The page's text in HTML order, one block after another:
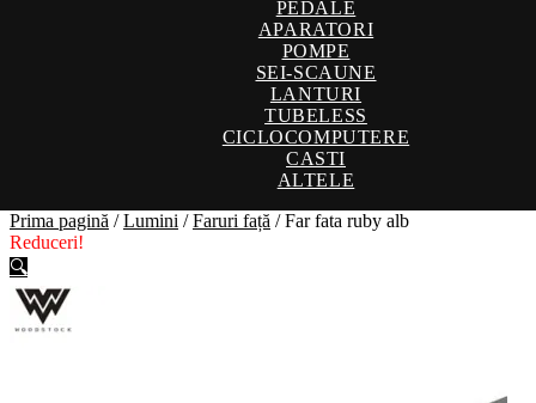
PEDALE
APARATORI
POMPE
SEI-SCAUNE
LANTURI
TUBELESS
CICLOCOMPUTERE
CASTI
ALTELE
Prima pagină /Lumini /Faruri față /Far fata ruby alb
Reduceri!
🔍